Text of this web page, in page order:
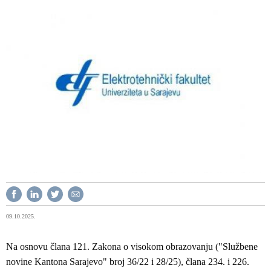
09.10.2025.
Na osnovu člana 121. Zakona o visokom obrazovanju ("Službene
novine Kantona Sarajevo" broj 36/22 i 28/25), člana 234. i 226.